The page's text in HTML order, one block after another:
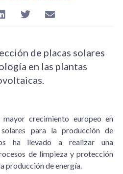
de placas solares
en las plantas
crecimiento europeo en
para la producción de
ha llevado a realizar una
de limpieza y protección
producción de energía.